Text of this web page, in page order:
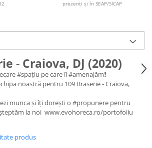
lemn
metal
plastic
(ghiocel)
de terasa /
prezenți și în SEAP/SICAP
- Craiova, DJ (2020)
#spațiu pe care îl #amenajăm❗
noastră pentru 109 Braserie - Craiova,
munca și îți dorești o #propunere pentru
la noi www.evohoreca.ro/portofoliu
produs